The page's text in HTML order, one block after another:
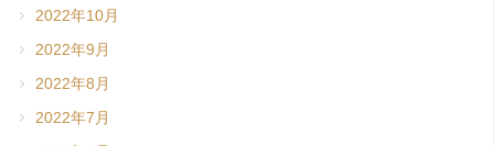
2022年10月
2022年9月
2022年8月
2022年7月